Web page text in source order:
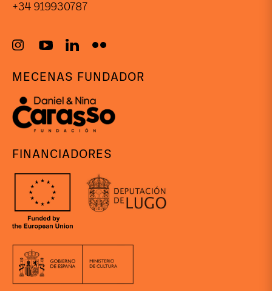
+34 919930787
MECENAS FUNDADOR
FINANCIADORES